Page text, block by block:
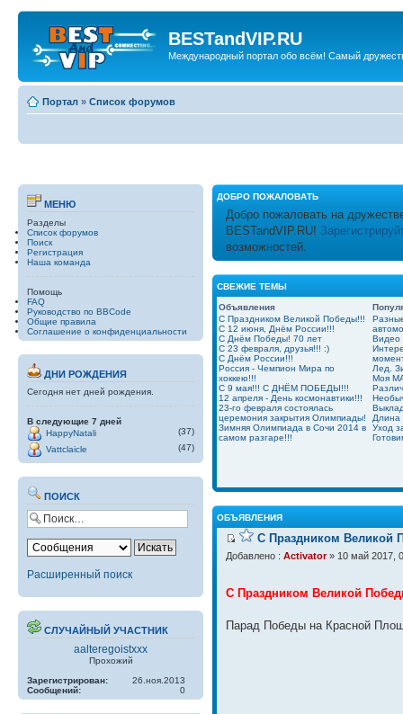
BESTandVIP.RU
Международный портал обо всём! Самый
Портал » Список форумов
МЕНЮ
Разделы
Список форумов
Поиск
Регистрация
Наша команда
Помощь
FAQ
Руководство по BBCode
Общие правила
Соглашение о конфиденциальности
ДНИ РОЖДЕНИЯ
Сегодня нет дней рождения.
В следующие 7 дней
HappyNatali
(37)
Vattclaicle
(47)
ПОИСК
Расширенный поиск
СЛУЧАЙНЫЙ УЧАСТНИК
aalteregoistxxx
Прохожий
Зарегистрирован:
26.ноя.2013
Сообщений:
0
ДОБРО ПОЖАЛОВАТЬ
Добро пожаловать на
BESTandVIP.RU!
возможностей.
СВЕЖИЕ ТЕМЫ
Объявления
С Праздником Великой Победы!!!
С 12 июня, Днём России!!!
С Днём Победы! 70 лет
С 23 февраля, друзья!!! :)
С Днём России!!!
Россия - Чемпион Мира по
хоккею!!!
С 9 мая!!! С ДНЁМ ПОБЕДЫ!!!
12 апреля - День космонавтики!!!
23-го февраля состоялась
церемония закрытия Олимпиады!
Зимняя Олимпиада в Сочи 2014 в
самом разгаре!!!
Видео
Лед.
Моя
Длина
Уход
ОБЪЯВЛЕНИЯ
С Праздником Великой
Добавлено : Activator» 10 май 2017,
С Праздником Великой
Парад Победы на Красной